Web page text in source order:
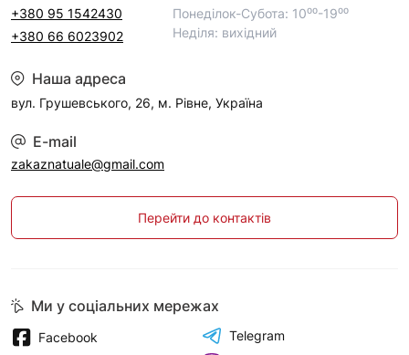
+380 95 1542430
+380 66 6023902
Понеділок-Субота: 10⁰⁰-19⁰⁰
Неділя: вихідний
Наша адреса
вул. Грушевського, 26, м. Рівне, Україна
E-mail
zakaznatuale@gmail.com
Перейти до контактів
Ми у соціальних мережах
Facebook
Telegram